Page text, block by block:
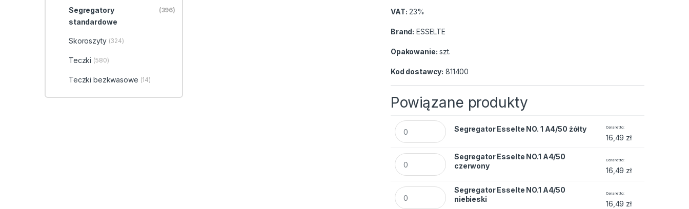
VAT: 23%
Brand: ESSELTE
Opakowanie: szt.
Kod dostawcy: 811400
Powiązane produkty
Segregator Esselte NO. 1 A4/50 żółty quantity
Segregator Esselte NO. 1 A4/50 żółty Cena netto
16,49 zł
Segregator Esselte NO.1 A4/50 czerwony quantity
Segregator Esselte NO.1 A4/50
czerwony
Cena netto
16,49 zł
Segregator Esselte NO.1 A4/50 niebieski quantity
Segregator Esselte NO.1 A4/50
niebieski
Cena netto
16,49 zł
Segregatory
standardowe
(396)
Skoroszyty (324)
Teczki (580)
Teczki bezkwasowe (14)